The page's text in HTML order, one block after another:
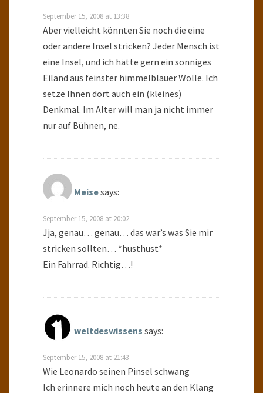
September 15, 2008 at 13:38
Aber vielleicht könnten Sie noch die eine
oder andere Insel stricken? Jeder Mensch ist
eine Insel, und ich hätte gern ein sonniges
Eiland aus feinster himmelblauer Wolle. Ich
setze Ihnen dort auch ein (kleines)
Denkmal. Im Alter will man ja nicht immer
nur auf Bühnen, ne.
Meisesays:
September 15, 2008 at 20:02
Jja, genau… genau… das war’s was Sie mir
stricken sollten… *husthust*
Ein Fahrrad. Richtig…!
weltdeswissens says:
September 15, 2008 at 21:43
Wie Leonardo seinen Pinsel schwang
Ich erinnere mich noch heute an den Klang